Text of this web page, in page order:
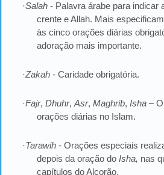
·Salah - Palavra árabe para indicar
crente e Allah. Mais
às cinco orações diárias
adoração mais importante.
·Zakah - Caridade obrigatória.
·Fajr, Dhuhr, Asr, Maghrib, Isha –
orações diárias no Islam.
·Tarawih - Orações especiais
depois da oração do Isha, nas
capítulos do Alcorão.